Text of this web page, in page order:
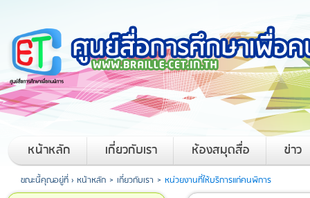
หน้าหลัก เกี่ยวกับเรา ห้องสมุดสื่อ ข่าว
ขณะนี้คุณอยู่ที่ › หน้าหลัก > เกี่ยวกับเรา > หน่วยงานที่ให้บริการแก่คนพิการ